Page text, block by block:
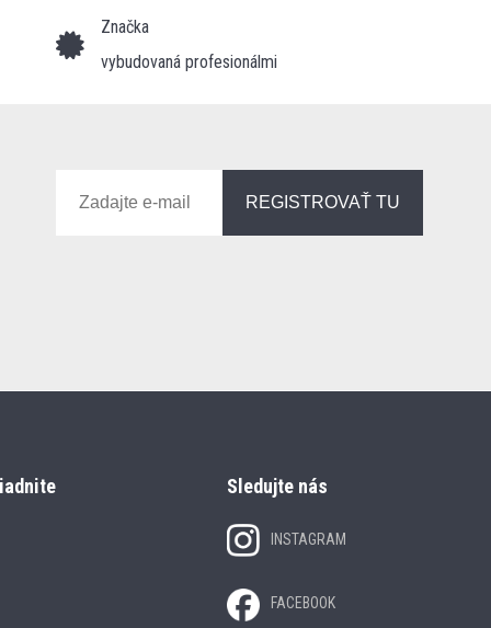
Značka
vybudovaná profesionálmi
REGISTROVAŤ TU
Sledujte nás
INSTAGRAM
FACEBOOK